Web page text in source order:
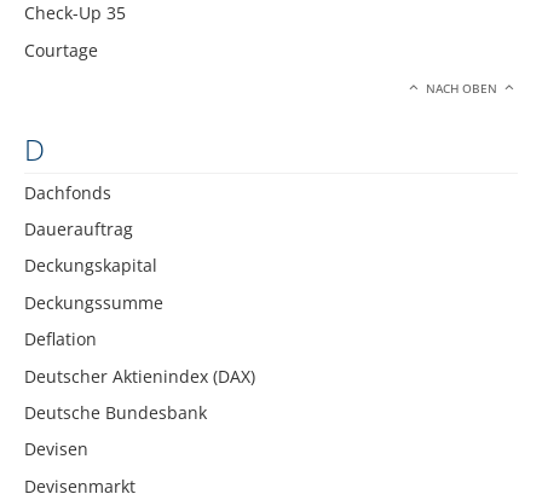
Check-Up 35
Courtage
NACH OBEN
D
Dachfonds
Dauerauftrag
Deckungskapital
Deckungssumme
Deflation
Deutscher Aktienindex (DAX)
Deutsche Bundesbank
Devisen
Devisenmarkt